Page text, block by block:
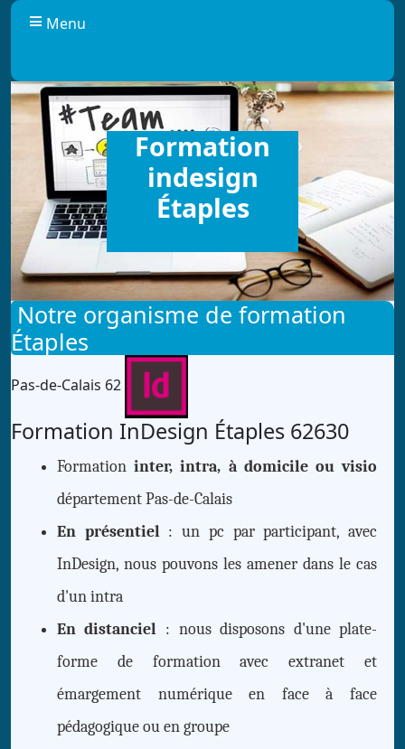
Menu
Formation
indesign
Étaples
Notre organisme de formation
Étaples
Pas-de-Calais 62
Formation InDesign Étaples 62630
Formationinter, intra, à domicile ou visio
département Pas-de-Calais
En présentiel: un pc par participant, avec
InDesign, nous pouvons les amener dans le cas
d'un intra
En distanciel : nous disposons d'une plate-
forme de formation avec extranet et
émargement numérique en face à face
pédagogique ou en groupe
Panneau de gestion des cookies